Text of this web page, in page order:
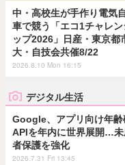
中・高校生が手作り電気
車で競う「エコ1チャレン
ップ2026」日産・東京都
大・自技会共催8/22
2026.8.10 Mon 16:15
デジタル生活
Google、アプリ向け年齢
APIを年内に世界展開…未
者保護を強化
2026.7.31 Fri 13:45